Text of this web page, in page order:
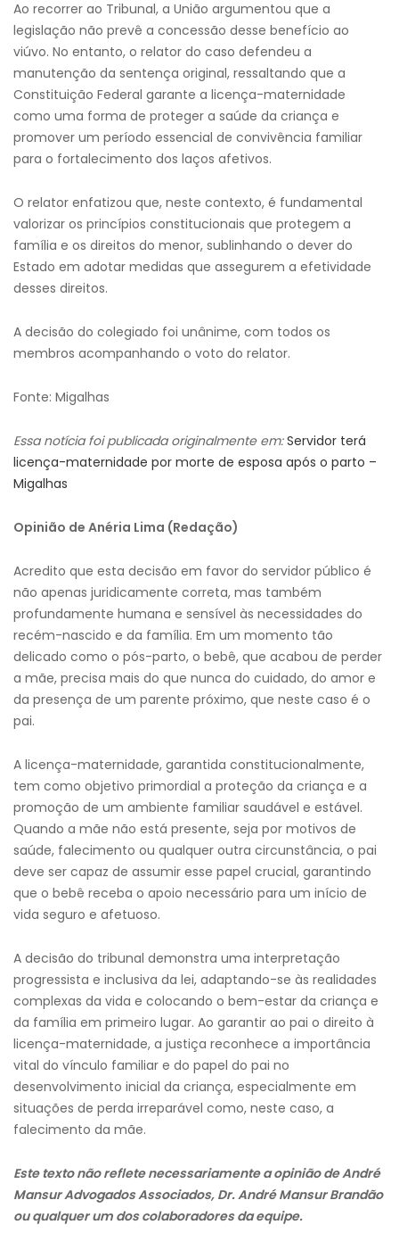
Ao recorrer ao Tribunal, a União argumentou que a
legislação não prevê a concessão desse benefício ao
viúvo. No entanto, o relator do caso defendeu a
manutenção da sentença original, ressaltando que a
Constituição Federal garante a licença-maternidade
como uma forma de proteger a saúde da criança e
promover um período essencial de convivência familiar
para o fortalecimento dos laços afetivos.
O relator enfatizou que, neste contexto, é fundamental
valorizar os princípios constitucionais que protegem a
família e os direitos do menor, sublinhando o dever do
Estado em adotar medidas que assegurem a efetividade
desses direitos.
A decisão do colegiado foi unânime, com todos os
membros acompanhando o voto do relator.
Fonte: Migalhas
Essa notícia foi publicada originalmente em: Servidor terá
licença-maternidade por morte de esposa após o parto –
Migalhas
Opinião de Anéria Lima (Redação)
Acredito que esta decisão em favor do servidor público é
não apenas juridicamente correta, mas também
profundamente humana e sensível às necessidades do
recém-nascido e da família. Em um momento tão
delicado como o pós-parto, o bebê, que acabou de perder
a mãe, precisa mais do que nunca do cuidado, do amor e
da presença de um parente próximo, que neste caso é o
pai.
A licença-maternidade, garantida constitucionalmente,
tem como objetivo primordial a proteção da criança e a
promoção de um ambiente familiar saudável e estável.
Quando a mãe não está presente, seja por motivos de
saúde, falecimento ou qualquer outra circunstância, o pai
deve ser capaz de assumir esse papel crucial, garantindo
que o bebê receba o apoio necessário para um início de
vida seguro e afetuoso.
A decisão do tribunal demonstra uma interpretação
progressista e inclusiva da lei, adaptando-se às realidades
complexas da vida e colocando o bem-estar da criança e
da família em primeiro lugar. Ao garantir ao pai o direito à
licença-maternidade, a justiça reconhece a importância
vital do vínculo familiar e do papel do pai no
desenvolvimento inicial da criança, especialmente em
situações de perda irreparável como, neste caso, a
falecimento da mãe.
Este texto não reflete necessariamente a opinião de André
Mansur Advogados Associados, Dr. André Mansur Brandão
ou qualquer um dos colaboradores da equipe.